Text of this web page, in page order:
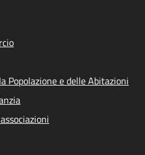
Popolazione e delle Abitazioni